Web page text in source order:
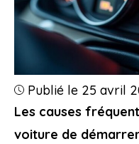
Les causes
voiture de
Publié le 25 avril